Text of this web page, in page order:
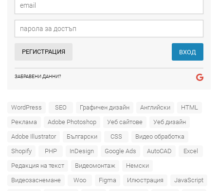
РЕГИСТРАЦИЯ ВХОД
ЗАБРАВЕНИ ДАННИ?
WordPress SEO Графичен дизайн Английски
HTML
Реклама
Adobe Photoshop Уеб сайтове
Уеб дизайн
Adobe Illustrator
Български CSS
Видео обработка
Shopify
PHP InDesign Google Ads AutoCAD
Excel
Редакция на текст
Видеомонтаж
Немски
Видеозаснемане
Woo Figma Илюстрация
JavaScript